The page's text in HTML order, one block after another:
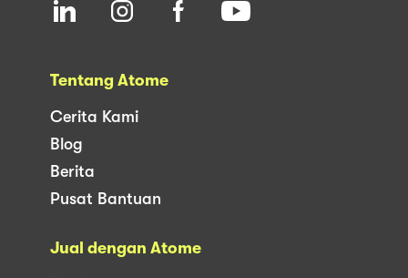
Tentang Atome
Cerita Kami
Blog
Berita
Pusat Bantuan
Jual dengan Atome